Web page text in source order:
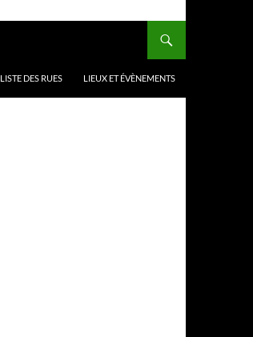
LISTE DES RUES LIEUX ET ÉVÈNEMENTS